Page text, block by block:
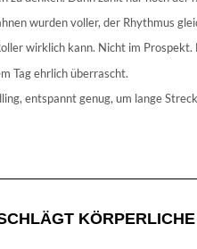
wurden voller, der Rhythmus
wirklich kann. Nicht im
Tag ehrlich überrascht.
entspannt genug, um lange
KÖRPERLICHE